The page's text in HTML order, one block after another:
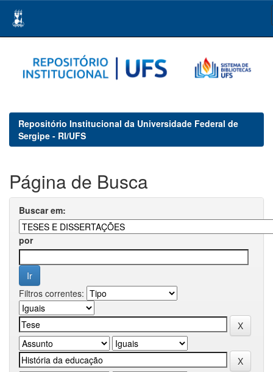
navigation
Repositório Institucional da Universidade Federal de
Sergipe - RI/UFS
Página de Busca
Buscar em:
por
Filtros correntes: